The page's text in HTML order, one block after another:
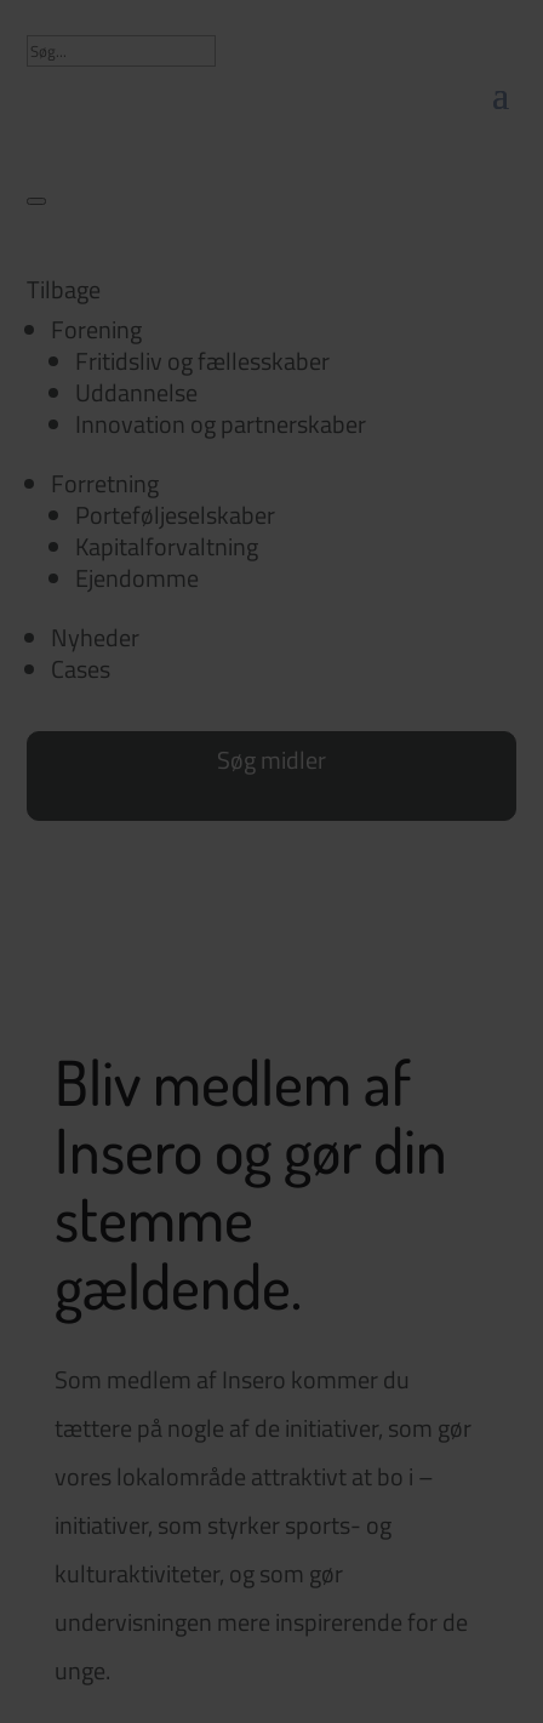
Tilbage
Forening
Fritidsliv og fællesskaber
Uddannelse
Innovation og partnerskaber
Forretning
Porteføljeselskaber
Kapitalforvaltning
Ejendomme
Nyheder
Cases
Søg midler
Bliv medlem af
Insero og gør din
stemme
gældende.
Som medlem af Insero kommer du
tættere på nogle af de initiativer, som gør
vores lokalområde attraktivt at bo i –
initiativer, som styrker sports- og
kulturaktiviteter, og som gør
undervisningen mere inspirerende for de
unge.